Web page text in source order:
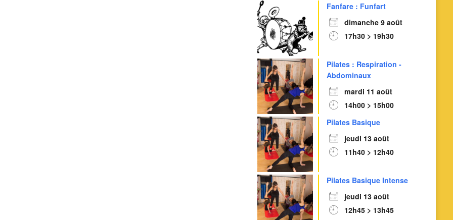
Fanfare : Funfart
dimanche 9 août
17h30 > 19h30
Pilates : Respiration -
Abdominaux
mardi 11 août
14h00 > 15h00
Pilates Basique
jeudi 13 août
11h40 > 12h40
Pilates Basique Intense
jeudi 13 août
12h45 > 13h45